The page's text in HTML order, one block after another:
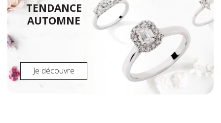
TENDANCE
AUTOMNE
Je découvre